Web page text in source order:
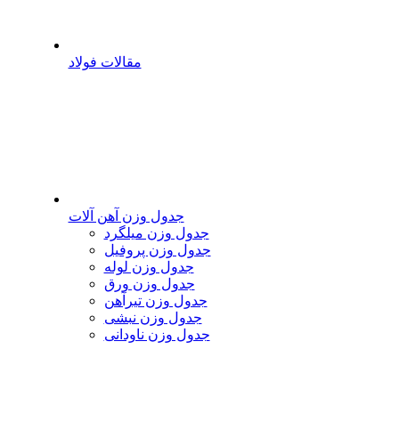
مقالات فولاد
جدول وزن آهن آلات
جدول وزن میلگرد
جدول وزن پروفیل
جدول وزن لوله
جدول وزن ورق
جدول وزن تیرآهن
جدول وزن نبشی
جدول وزن ناودانی